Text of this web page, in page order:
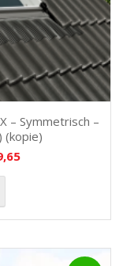
– Symmetrisch –
(kopie)